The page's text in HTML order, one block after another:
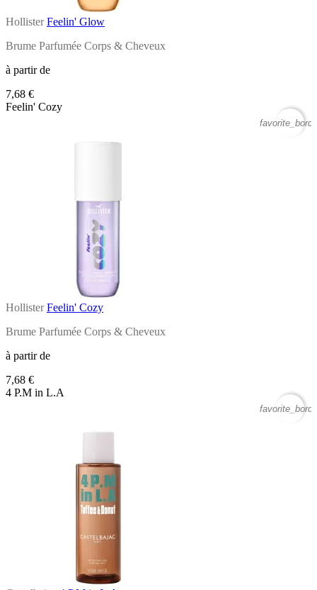
Hollister Feelin' Glow
Brume Parfumée Corps & Cheveux
à partir de
7,68 €
Feelin' Cozy
Hollister Feelin' Cozy
Brume Parfumée Corps & Cheveux
à partir de
7,68 €
4 P.M in L.A